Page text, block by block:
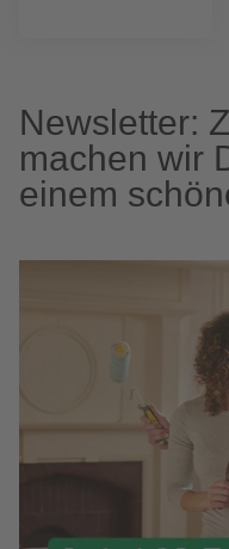
Newsletter:
machen wir
einem